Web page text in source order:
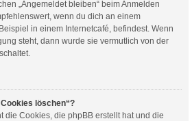
„Angemeldet bleiben“ beim Anmelden
wenn du dich an einem
in einem Internetcafé, befindest. Wenn
steht, dann wurde sie vermutlich von der
löschen“?
die Cookies, die phpBB erstellt hat und die